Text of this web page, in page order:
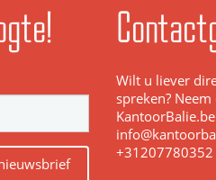
Wilt u liever
spreken?
+31207780352